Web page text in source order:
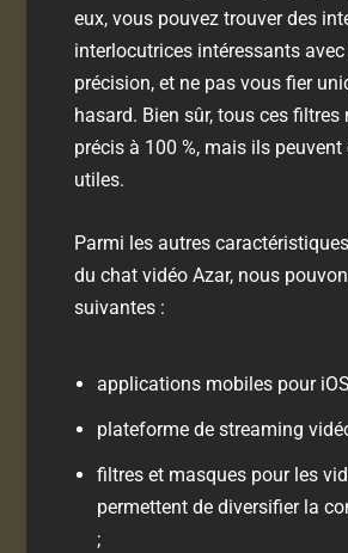
eux, vous pouvez trouver des
interlocutrices intéressants
précision, et ne pas vous fier
hasard. Bien sûr, tous ces filtres
précis à 100 %, mais ils peuvent
utiles.
Parmi les autres
du chat vidéo Azar, nous
suivantes :
applications mobiles pour
plateforme de streaming
filtres et masques pour les
permettent de diversifier la
;